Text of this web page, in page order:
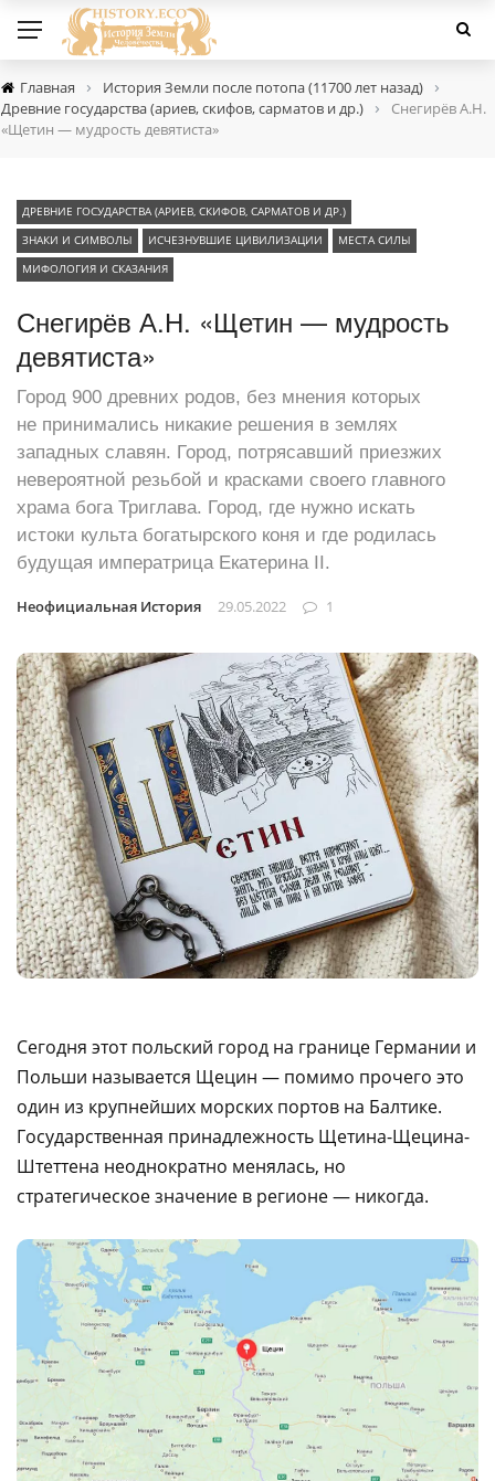
Главная › История Земли после потопа (11700 лет назад) ›
Древние государства (ариев, скифов, сарматов и др.) ›
Снегирёв А.Н.
«Щетин — мудрость девятиста»
ДРЕВНИЕ ГОСУДАРСТВА (АРИЕВ, СКИФОВ, САРМАТОВ И ДР.)
ЗНАКИ И СИМВОЛЫ
ИСЧЕЗНУВШИЕ ЦИВИЛИЗАЦИИ
МЕСТА СИЛЫ
МИФОЛОГИЯ И СКАЗАНИЯ
Снегирёв А.Н. «Щетин — мудрость
девятиста»
Город 900 древних родов, без мнения которых
не принимались никакие решения в землях
западных славян. Город, потрясавший приезжих
невероятной резьбой и красками своего главного
храма бога Триглава. Город, где нужно искать
истоки культа богатырского коня и где родилась
будущая императрица Екатерина II.
Неофициальная История 29.05.2022 1
Сегодня этот польский город на границе Германии и
Польши называется Щецин — помимо прочего это
один из крупнейших морских портов на Балтике.
Государственная принадлежность Щетина-Щецина-
Штеттена неоднократно менялась, но
стратегическое значение в регионе — никогда.